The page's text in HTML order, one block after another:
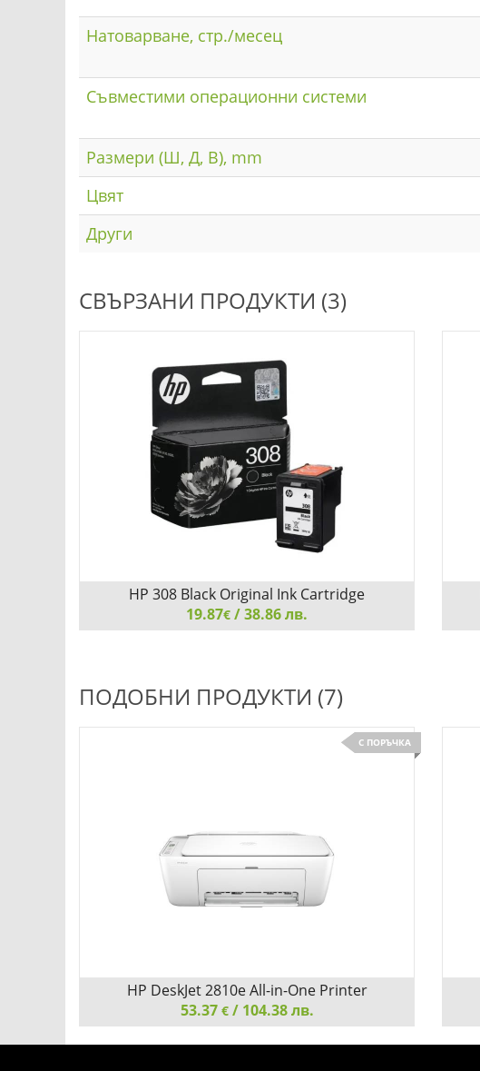
Натоварване, стр./месец
Съвместими операционни системи
Размери (Ш, Д, В), mm
Цвят
Други
СВЪРЗАНИ ПРОДУКТИ (3)
HP 308 Black Original Ink Cartridge
19.87€ / 38.86 лв.
ПОДОБНИ ПРОДУКТИ (7)
С ПОРЪЧКА
HP DeskJet 2810e All-in-One Printer
53.37 €/ 104.38 лв.